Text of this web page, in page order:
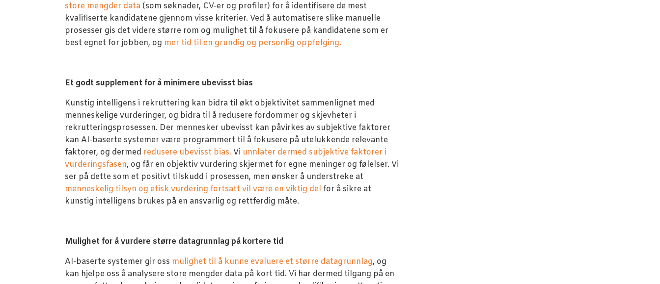
store mengder data (som søknader, CV-er og profiler) for å identifisere de mest
kvalifiserte kandidatene gjennom visse kriterier. Ved å automatisere slike manuelle
prosesser gis det videre større rom og mulighet til å fokusere på kandidatene som er
best egnet for jobben, og mer tid til en grundig og personlig oppfølging.
Et godt supplement for å minimere ubevisst bias
Kunstig intelligens i rekruttering kan bidra til økt objektivitet sammenlignet med
menneskelige vurderinger, og bidra til å redusere fordommer og skjevheter i
rekrutteringsprosessen. Der mennesker ubevisst kan påvirkes av subjektive faktorer
kan AI-baserte systemer være programmert til å fokusere på utelukkende relevante
faktorer, og dermed redusere ubevisst bias. Vi unnlater dermed subjektive faktorer i
vurderingsfasen, og får en objektiv vurdering skjermet for egne meninger og følelser. Vi
ser på dette som et positivt tilskudd i prosessen, men ønsker å understreke at
menneskelig tilsyn og etisk vurdering fortsatt vil være en viktig del for å sikre at
kunstig intelligens brukes på en ansvarlig og rettferdig måte.
Mulighet for å vurdere større datagrunnlag på kortere tid
AI-baserte systemer gir oss mulighet til å kunne evaluere et større datagrunnlag, og
kan hjelpe oss å analysere store mengder data på kort tid. Vi har dermed tilgang på en